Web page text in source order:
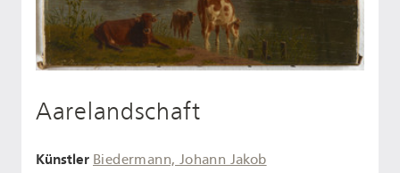
Aarelandschaft
Künstler Biedermann, Johann Jakob